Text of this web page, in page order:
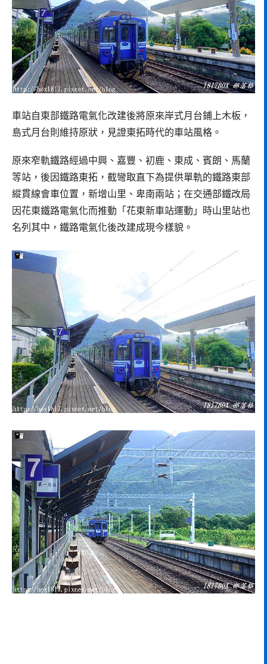
車站自東部鐵路電氣化改建後將原來岸式月台鋪上木板，
島式月台則維持原狀，見證東拓時代的車站風格。
原來窄軌鐵路經過中興、嘉豐、初鹿、東成、賓朗、馬蘭
等站，後因鐵路東拓，截彎取直下為提供單軌的鐵路東部
縱貫線會車位置，新增山里、卑南兩站；在交通部鐵改局
因花東鐵路電氣化而推動「花東新車站運動」時山里站也
名列其中，鐵路電氣化後改建成現今樣貌。